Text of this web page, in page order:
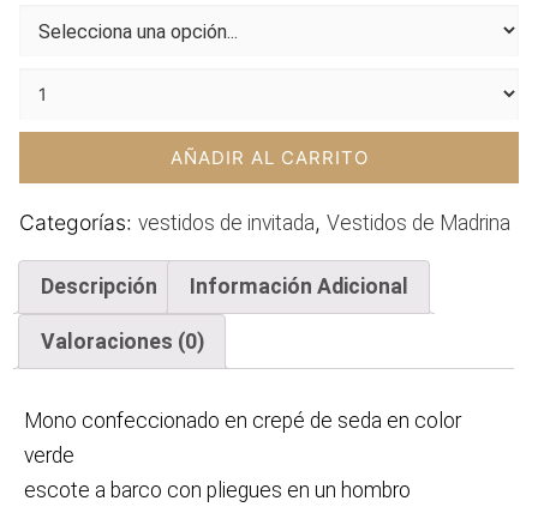
AÑADIR AL CARRITO
Categorías: vestidos de invitada, Vestidos de Madrina
Descripción Información Adicional
Valoraciones (0)
Mono confeccionado en crepé de seda en color
verde
escote a barco con pliegues en un hombro